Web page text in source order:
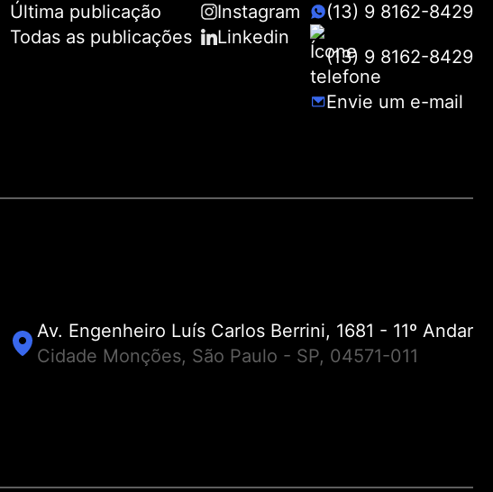
Última publicação
Todas as publicações
Instagram
Linkedin
(13) 9 8162-8429
(13) 9 8162-8429
Envie um e-mail
Av. Engenheiro Luís Carlos Berrini, 1681 - 11º Andar
Cidade Monções, São Paulo - SP, 04571-011